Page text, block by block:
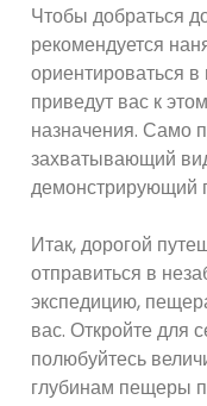
Чтобы добраться
рекомендуется
ориентироваться
приведут вас к
назначения. Само
захватывающий
демонстрирующий
Итак, дорогой
отправиться в
экспедицию,
вас. Откройте для
полюбуйтесь
глубинам пещеры